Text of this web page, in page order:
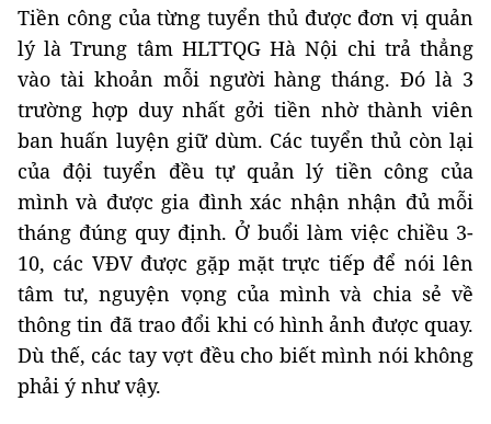
Tiền công của từng tuyển thủ được đơn vị quản
lý là Trung tâm HLTTQG Hà Nội chi trả thẳng
vào tài khoản mỗi người hàng tháng. Đó là 3
trường hợp duy nhất gởi tiền nhờ thành viên
ban huấn luyện giữ dùm. Các tuyển thủ còn lại
của đội tuyển đều tự quản lý tiền công của
mình và được gia đình xác nhận nhận đủ mỗi
tháng đúng quy định. Ở buổi làm việc chiều 3-
10, các VĐV được gặp mặt trực tiếp để nói lên
tâm tư, nguyện vọng của mình và chia sẻ về
thông tin đã trao đổi khi có hình ảnh được quay.
Dù thế, các tay vợt đều cho biết mình nói không
phải ý như vậy.